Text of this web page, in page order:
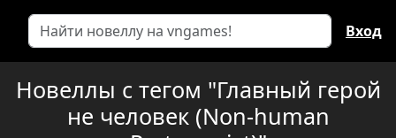
Вход
Новеллы с тегом "Главный герой
не человек (Non-human